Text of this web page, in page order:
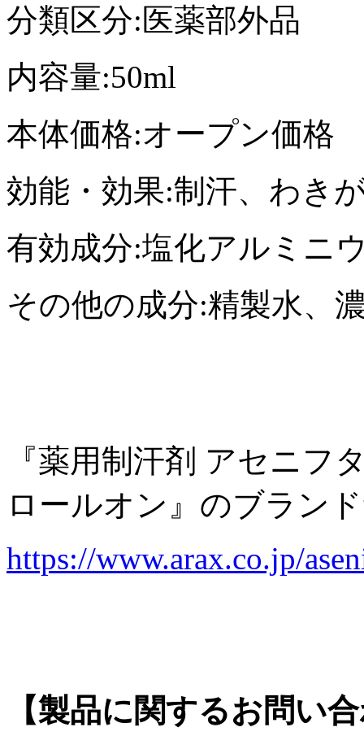
分類区分:医薬部外品
内容量:50ml
本体価格:オープン価格
効能・効果:制汗、わき
有効成分:塩化アルミニ
その他の成分:精製水、
『薬用制汗剤 アセニフ
ロールオン』のブラン
https://www.arax.co.jp/
【製品に関するお問い